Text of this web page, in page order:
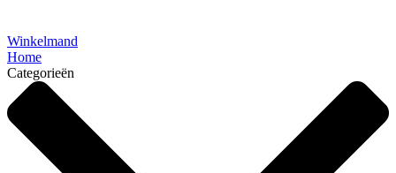
Winkelmand
Home
Categorieën